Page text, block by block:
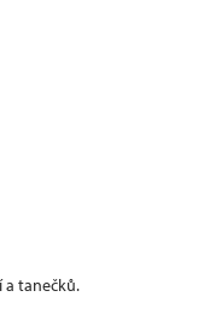
a tanečků.